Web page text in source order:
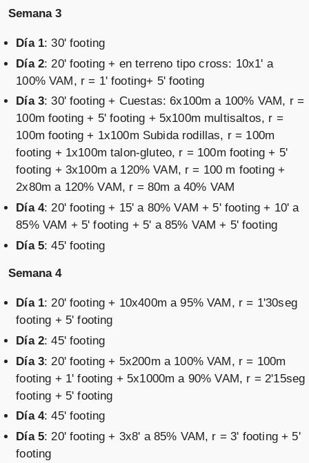
Semana 3
Día 1: 30' footing
Día 2: 20' footing + en terreno tipo cross: 10x1' a
100% VAM, r = 1' footing+ 5' footing
Día 3: 30' footing + Cuestas: 6x100m a 100% VAM, r =
100m footing + 5' footing + 5x100m multisaltos, r =
100m footing + 1x100m Subida rodillas, r = 100m
footing + 1x100m talon-gluteo, r = 100m footing + 5'
footing + 3x100m a 120% VAM, r = 100 m footing +
2x80m a 120% VAM, r = 80m a 40% VAM
Día 4: 20' footing + 15' a 80% VAM + 5' footing + 10' a
85% VAM + 5' footing + 5' a 85% VAM + 5' footing
Día 5: 45' footing
Semana 4
Día 1: 20' footing + 10x400m a 95% VAM, r = 1'30seg
footing + 5' footing
Día 2: 45' footing
Día 3: 20' footing + 5x200m a 100% VAM, r = 100m
footing + 1' footing + 5x1000m a 90% VAM, r = 2'15seg
footing + 5' footing
Día 4: 45' footing
Día 5: 20' footing + 3x8' a 85% VAM, r = 3' footing + 5'
footing